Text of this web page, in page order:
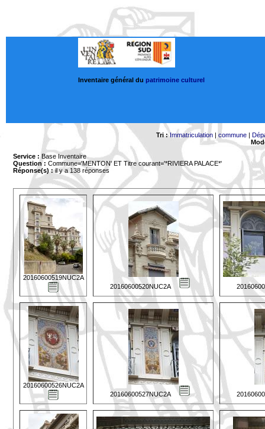
Inventaire général du patrimoine culturel
Tri : Immatriculation |commune |
Service : Base Inventaire
Question : Commune='MENTON' ET Titre courant='*RIVIERA PALACE*'
Réponse(s) :il y a 138 réponses
20160600519NUC2A
20160600520NUC2A
20160600526NUC2A
20160600527NUC2A